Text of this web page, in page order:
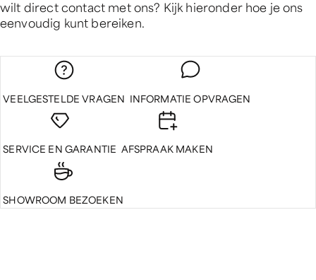
wilt direct contact met ons? Kijk hieronder hoe je ons
eenvoudig kunt bereiken.
VEELGESTELDE VRAGEN INFORMATIE OPVRAGEN
SERVICE EN GARANTIE AFSPRAAK MAKEN
SHOWROOM BEZOEKEN